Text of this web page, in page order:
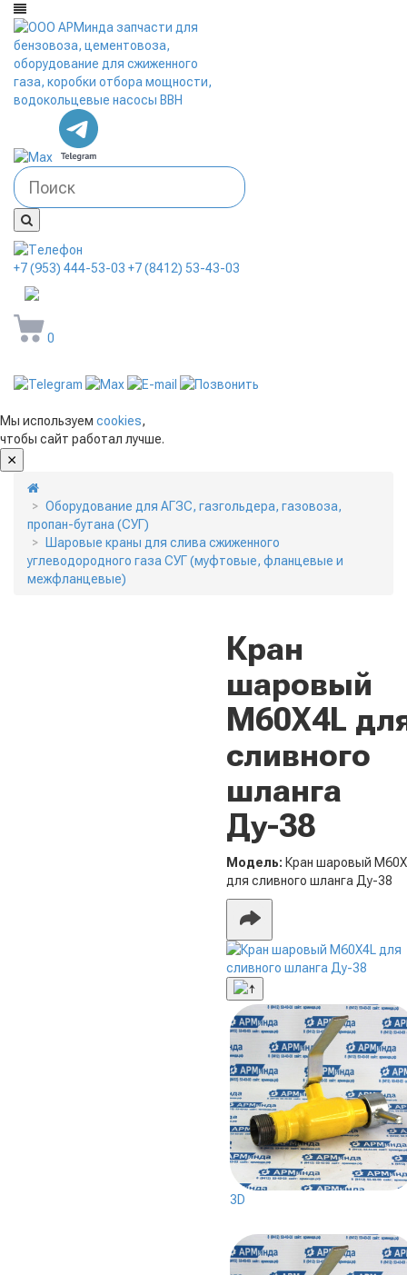
+7 (953) 444-53-03 +7 (8412) 53-43-03
0
Мы используем cookies,
чтобы сайт работал лучше.
Оборудование для АГЗС, газгольдера, газовоза,
пропан-бутана (СУГ)
Шаровые краны для слива сжиженного
углеводородного газа СУГ (муфтовые, фланцевые и
межфланцевые)
Кран
шаровый
М60Х4L
сливного
шланга
Ду-38
Модель: Кран шаровый
для сливного шланга Ду-38
3D